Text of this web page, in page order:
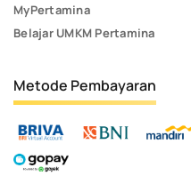
MyPertamina
Belajar UMKM Pertamina
Metode Pembayaran